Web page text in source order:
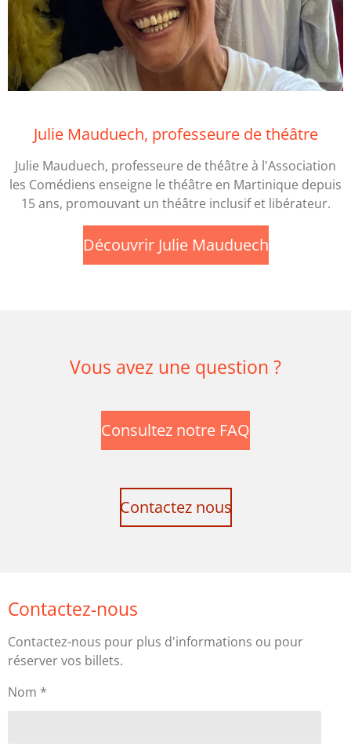
Julie Mauduech, professeure de théâtre
Julie Mauduech, professeure de théâtre à l'Association
les Comédiens enseigne le théâtre en Martinique depuis
15 ans, promouvant un théâtre inclusif et libérateur.
Découvrir Julie Mauduech
Vous avez une question ?
Consultez notre FAQ
Contactez nous
Contactez-nous
Contactez-nous pour plus d'informations ou pour
réserver vos billets.
Nom *